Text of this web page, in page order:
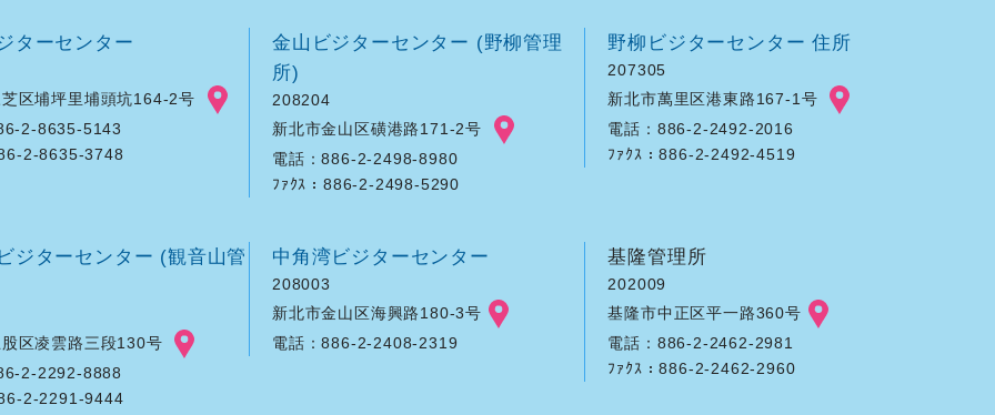
ターセンター
区埔坪里埔頭坑164-2号
2-8635-5143
2-8635-3748
金山ビジターセンター (野柳管理
所)
208204
新北市金山区磺港路171-2号
電話：886-2-2498-8980
ﾌｧｸｽ：886-2-2498-5290
野柳ビジターセンター 住所
207305
新北市萬里区港東路167-1号
電話：886-2-2492-2016
ﾌｧｸｽ：886-2-2492-4519
ジターセンター (観音山管
区凌雲路三段130号
2-2292-8888
2-2291-9444
中角湾ビジターセンター
208003
新北市金山区海興路180-3号
電話：886-2-2408-2319
基隆管理所
202009
基隆市中正区平一路360号
電話：886-2-2462-2981
ﾌｧｸｽ：886-2-2462-2960